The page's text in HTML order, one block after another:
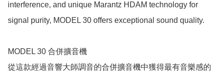
interference, and unique Marantz HDAM technology for
signal purity, MODEL 30 offers exceptional sound quality.
MODEL 30 合併擴音機
從這款經過音響大師調音的合併擴音機中獲得最有音樂感的